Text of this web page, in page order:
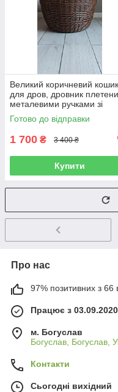
Великий коричневий кошик
для дров, дровник
металевими ручками зі
штучного ротанга ручної
роботи 45 л
Готово до відправки
1 700 ₴ 3 400 ₴
Купити
Про нас
97% позитивних з 66
Працює з 03.09.2020
м. Богуслав
Богуслав, Богуслав,
Контакти
Сьогодні вихідний